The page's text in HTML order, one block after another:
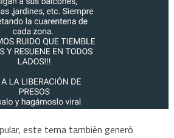
este tema también generó